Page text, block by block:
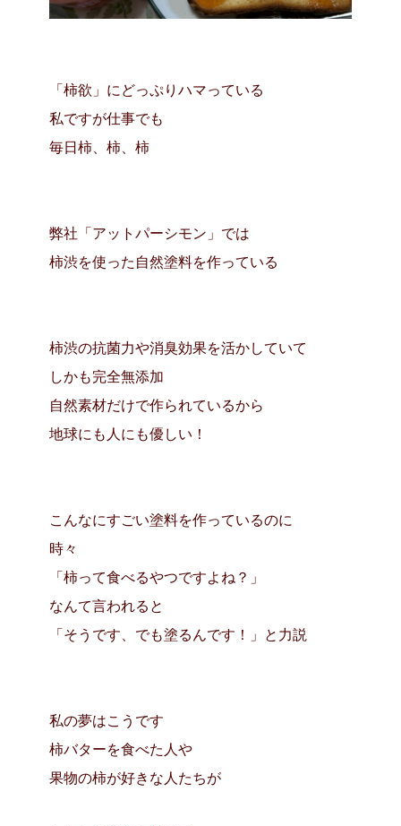
「柿欲」にどっぷりハマっている
私ですが仕事でも
毎日柿、柿、柿
弊社「アットパーシモン」では
柿渋を使った自然塗料を作っている
柿渋の抗菌力や消臭効果を活かしていて
しかも完全無添加
自然素材だけで作られているから
地球にも人にも優しい！
こんなにすごい塗料を作っているのに
時々
「柿って食べるやつですよね？」
なんて言われると
「そうです、でも塗るんです！」と力説
私の夢はこうです
柿バターを食べた人や
果物の柿が好きな人たちが